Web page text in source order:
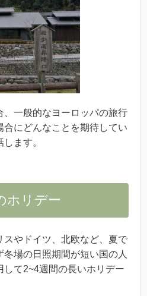
、一般的なヨーロッパの旅行
にどんなことを期待してい
ます。
ホリデー
スやドイツ、北欧など、夏で
冬場の日照期間が短い国の人
て2~4週間の長いホリデー